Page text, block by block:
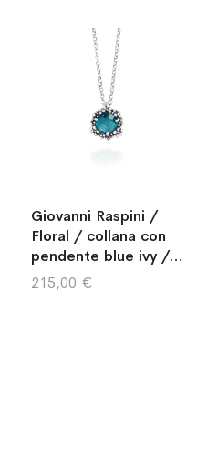
Giovanni Raspini /
Floral / collana con
pendente blue ivy /
argento e cristallo
azzurro
215,00 €